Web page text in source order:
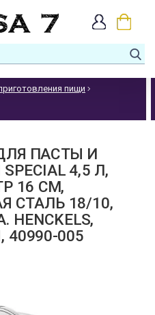
пищи
ПАСТЫ И
4,5 Л,
16 СМ,
СТАЛЬ 18/10,
HENCKELS,
005